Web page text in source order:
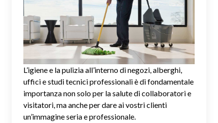
L’igiene e la pulizia all’interno di negozi, alberghi,
uffici e studi tecnici professionali è di fondamentale
importanza non solo per la salute di collaboratori e
visitatori, ma anche per dare ai vostri clienti
un’immagine seria e professionale.